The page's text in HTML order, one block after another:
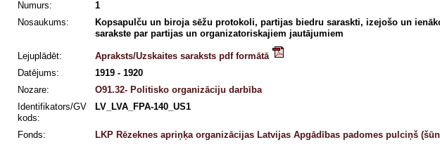
Numurs:
1
Nosaukums:
Kopsapulču un biroja sēžu protokoli, partijas biedru saraskti, izejošo un
sarakste par partijas un organizatoriskajiem jautājumiem
Lejuplādēt:
Apraksts/Uzskaites saraksts pdf formātā
Datējums:
1919 - 1920
Nozare:
O91.32- Politisko organizāciju darbība
Identifikators/GV
kods:
LV_LVA_FPA-140_US1
Fonds: LKP Rēzeknes apriņķa organizācijas Latvijas Apgādības padomes pulciņš